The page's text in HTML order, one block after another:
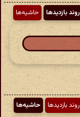
روند بازدیدها حاشیه‌ها
روند بازدیدها حاشیه‌ها